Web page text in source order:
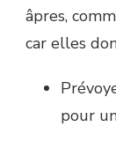
âpres,
car elles
pour